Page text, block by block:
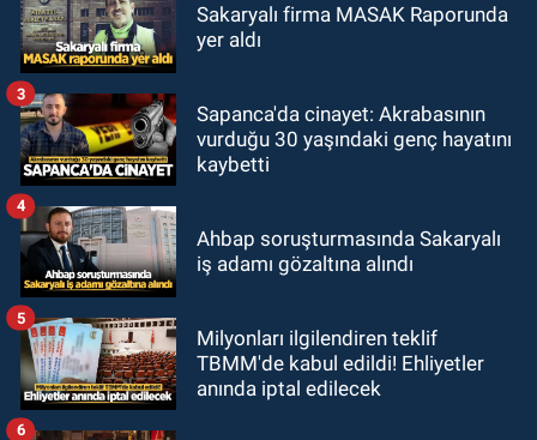
Sakaryalı firma MASAK Raporunda
yer aldı
Sapanca'da cinayet: Akrabasının
vurduğu 30 yaşındaki genç hayatını
kaybetti
3
Ahbap soruşturmasında Sakaryalı
iş adamı gözaltına alındı
4
Milyonları ilgilendiren teklif
TBMM'de kabul edildi! Ehliyetler
anında iptal edilecek
5
6